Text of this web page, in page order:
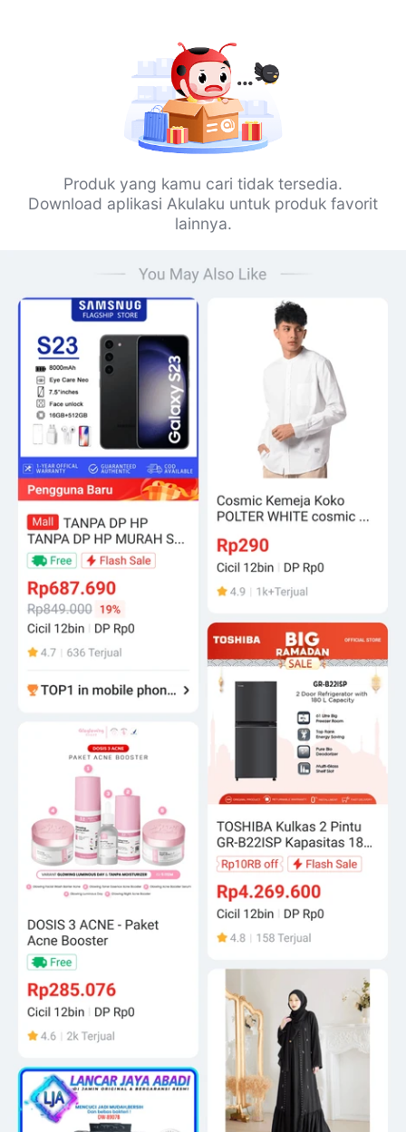
Produk yang kamu cari tidak tersedia.
Download aplikasi Akulaku untuk produk favorit
lainnya.